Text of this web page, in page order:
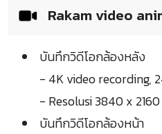
Rakam video
บันทึกวิดีโอกล้องหลัง
- 4K video recording,
- Resolusi 3840 x
บันทึกวิดีโอกล้องหน้า